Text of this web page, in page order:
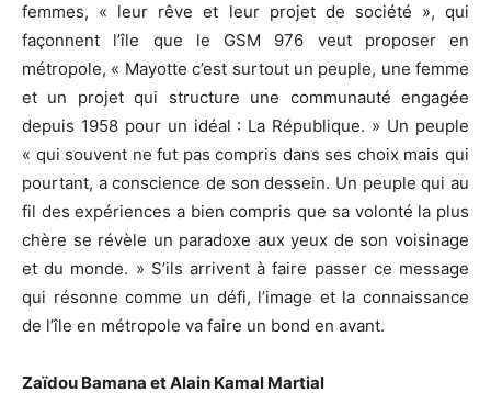
femmes, « leur rêve et leur projet de société », qui
façonnent l’île que le GSM 976 veut proposer en
métropole, « Mayotte c’est surtout un peuple, une femme
et un projet qui structure une communauté engagée
depuis 1958 pour un idéal : La République. » Un peuple
« qui souvent ne fut pas compris dans ses choix mais qui
pourtant, a conscience de son dessein. Un peuple qui au
fil des expériences a bien compris que sa volonté la plus
chère se révèle un paradoxe aux yeux de son voisinage
et du monde. » S’ils arrivent à faire passer ce message
qui résonne comme un défi, l’image et la connaissance
de l’île en métropole va faire un bond en avant.
Zaïdou Bamana et Alain Kamal Martial